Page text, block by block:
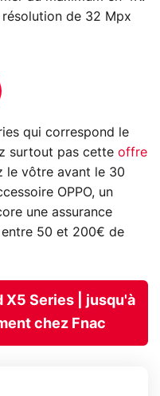
de 32 Mpx
qui correspond le
surtout pas cette offre
le vôtre avant le 30
OPPO, un
une assurance
50 et 200€ de
X5 Series | jusqu'à
chez Fnac